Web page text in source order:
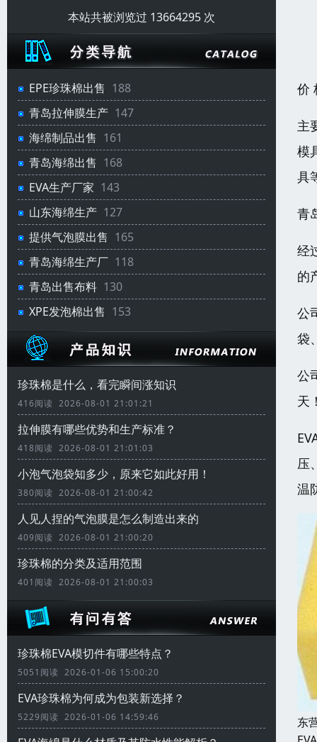
本站共被浏览过 13664295 次
EPE珍珠棉出售 188
青岛拉伸膜生产 147
海绵制品出售 161
青岛海绵出售 168
EVA生产厂家 143
山东海绵生产 127
提供气泡膜出售 165
青岛海绵生产厂 118
青岛出售布料 130
XPE发泡棉出售 153
珍珠棉是什么，看完瞬间涨知识
416阅读 2026-08-01 21:01:21
拉伸膜有哪些优势和生产标准？
418阅读 2026-08-01 21:01:03
小泡气泡袋知多少，原来它如此好用！
380阅读 2026-08-01 21:00:42
人见人捏的气泡膜是怎么制造出来的
409阅读 2026-08-01 21:00:20
珍珠棉的分类及适用范围
401阅读 2026-08-01 21:00:03
珍珠棉EVA模切件有哪些特点？
5051阅读 2026-01-06 15:00:20
EVA珍珠棉为何成为包装新选择？
5229阅读 2026-01-06 14:59:46
价
主
模
具
青
经
的
公
袋
公
天
压
温
东